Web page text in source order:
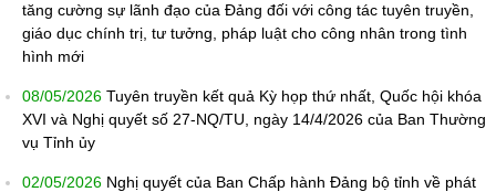
tăng cường sự lãnh đạo của Đảng đối với công tác tuyên truyền,
giáo dục chính trị, tư tưởng, pháp luật cho công nhân trong tình
hình mới
08/05/2026 Tuyên truyền kết quả Kỳ họp thứ nhất, Quốc hội khóa
XVI và Nghị quyết số 27-NQ/TU, ngày 14/4/2026 của Ban Thường
vụ Tỉnh ủy
02/05/2026 Nghị quyết của Ban Chấp hành Đảng bộ tỉnh về phát